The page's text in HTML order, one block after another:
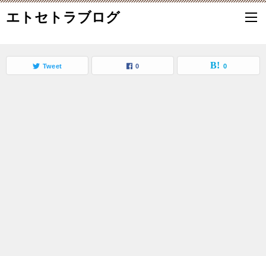
エトセトラブログ
Tweet 0 0